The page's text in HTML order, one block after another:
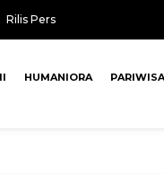
Rilis Pers
HUMANIORA